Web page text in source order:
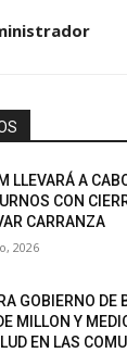
LLEVARÁ A
CON
CARRANZA
2026
GOBIERNO DE
MILLON Y
EN LAS